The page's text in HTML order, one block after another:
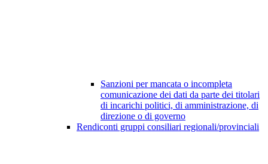
Sanzioni per mancata o incompleta
comunicazione dei dati da parte dei titolari
di incarichi politici, di amministrazione, di
direzione o di governo
Rendiconti gruppi consiliari regionali/provinciali